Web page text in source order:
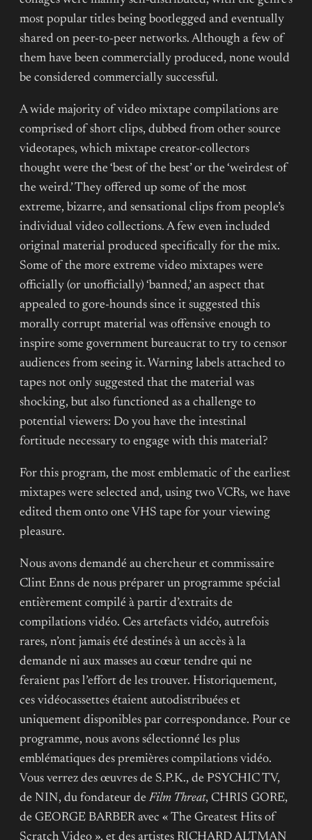
most popular titles being bootlegged and eventually
shared on peer-to-peer networks. Although a few of
them have been commercially produced, none would
be considered commercially successful.
A wide majority of video mixtape compilations are
comprised of short clips, dubbed from other source
videotapes, which mixtape creator-collectors
thought were the ‘best of the best’ or the ‘weirdest of
the weird.’ They offered up some of the most
extreme, bizarre, and sensational clips from people’s
individual video collections. A few even included
original material produced specifically for the mix.
Some of the more extreme video mixtapes were
officially (or unofficially) ‘banned,’ an aspect that
appealed to gore-hounds since it suggested this
morally corrupt material was offensive enough to
inspire some government bureaucrat to try to censor
audiences from seeing it. Warning labels attached to
tapes not only suggested that the material was
shocking, but also functioned as a challenge to
potential viewers: Do you have the intestinal
fortitude necessary to engage with this material?
For this program, the most emblematic of the earliest
mixtapes were selected and, using two VCRs, we have
edited them onto one VHS tape for your viewing
pleasure.
Nous avons demandé au chercheur et commissaire
Clint Enns de nous préparer un programme spécial
entièrement compilé à partir d’extraits de
compilations vidéo. Ces artefacts vidéo, autrefois
rares, n’ont jamais été destinés à un accès à la
demande ni aux masses au cœur tendre qui ne
feraient pas l’effort de les trouver. Historiquement,
ces vidéocassettes étaient autodistribuées et
uniquement disponibles par correspondance. Pour ce
programme, nous avons sélectionné les plus
emblématiques des premières compilations vidéo.
Vous verrez des œuvres de S.P.K., de PSYCHIC TV,
de NIN, du fondateur de Film Threat, CHRIS GORE,
de GEORGE BARBER avec « The Greatest Hits of
Scratch Video », et des artistes RICHARD ALTMAN